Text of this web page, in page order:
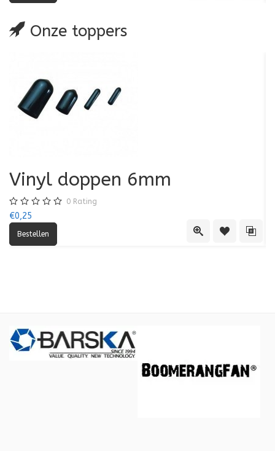
Onze toppers
Quick ViewToevoegen
Vinyl doppen 6mm
0 Rating
€0,25